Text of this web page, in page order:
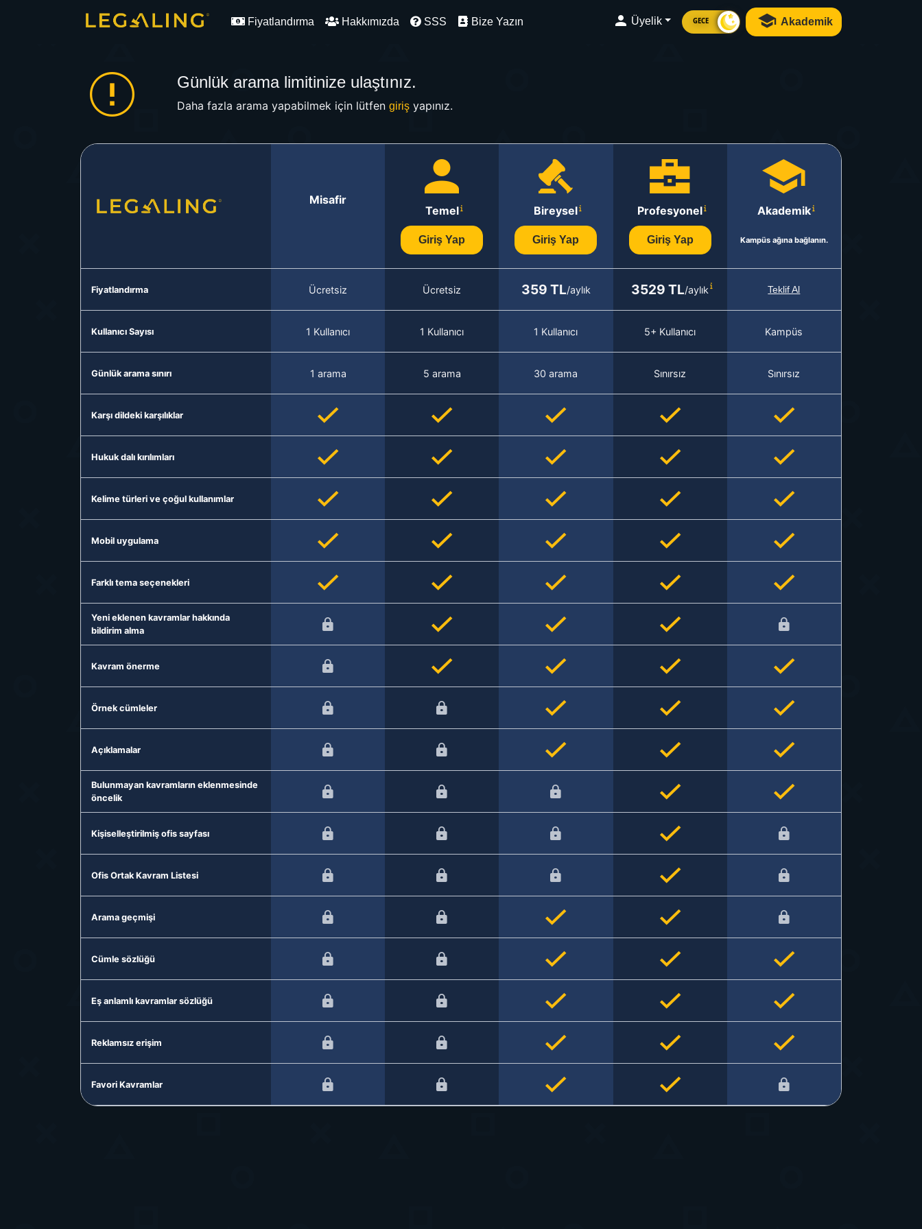
Fiyatlandırma Hakkımızda SSS Bize Yazın Üyelik GECE Akademik
Günlük arama limitinize ulaştınız.
Daha fazla arama yapabilmek için lütfen girişyapınız.
Misafir
Temel
Giriş Yap
Bireysel
Giriş Yap
Profesyonel
Giriş Yap
Akademik
Kampüs ağına bağlanın.
Fiyatlandırma Ücretsiz Ücretsiz 359 TL/aylık 3529 TL/aylık Teklif Al
Kullanıcı Sayısı 1 Kullanıcı 1 Kullanıcı 1 Kullanıcı 5+ Kullanıcı Kampüs
Günlük arama sınırı 1 arama 5 arama 30 arama Sınırsız Sınırsız
Karşı dildeki karşılıklar
Hukuk dalı kırılımları
Kelime türleri ve çoğul kullanımlar
Mobil uygulama
Farklı tema seçenekleri
Yeni eklenen kavramlar hakkında
bildirim alma
Kavram önerme
Örnek cümleler
Açıklamalar
Bulunmayan kavramların eklenmesinde
öncelik
Kişiselleştirilmiş ofis sayfası
Ofis Ortak Kavram Listesi
Arama geçmişi
Cümle sözlüğü
Eş anlamlı kavramlar sözlüğü
Reklamsız erişim
Favori Kavramlar